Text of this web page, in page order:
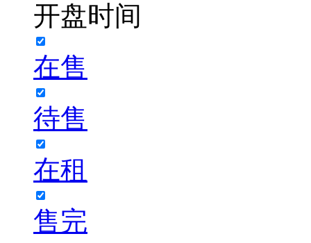
开盘时间
在售
待售
在租
售完